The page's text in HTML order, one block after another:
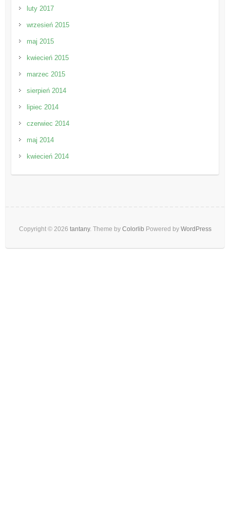
luty 2017
wrzesień 2015
maj 2015
kwiecień 2015
marzec 2015
sierpień 2014
lipiec 2014
czerwiec 2014
maj 2014
kwiecień 2014
Copyright © 2026 tantany. Theme by Colorlib Powered by WordPress